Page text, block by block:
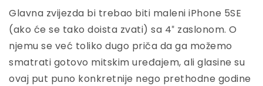
Glavna zvijezda bi trebao biti maleni iPhone 5SE
(ako će se tako doista zvati) sa 4″ zaslonom. O
njemu se već toliko dugo priča da ga možemo
smatrati gotovo mitskim uređajem, ali glasine su
ovaj put puno konkretnije nego prethodne godine